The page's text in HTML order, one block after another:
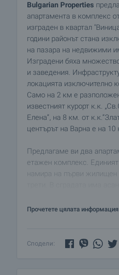
Bulgarian Properties
апартамента в комплекс
изграден в квартал
години районът стана
на пазара на недвижими
Изградени бяха
и заведения.
локацията изключително
Само на 2 км е
известният курорт к.к.
Елена”, на 8 км. от
центърът на Варна е на 10
Предлагаме ви два
етажен комплекс.
намира на първи жилищен
Апартамент 1
Състои се от просторен
Прочетете цялата информация
Сподели: